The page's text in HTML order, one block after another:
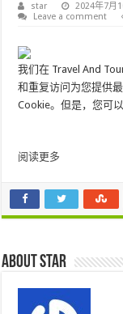
star 2024年7月
Leave a comment
我们在 Travel And
和重复访问为您提供
Cookie。但是，您可
阅读更多
About star